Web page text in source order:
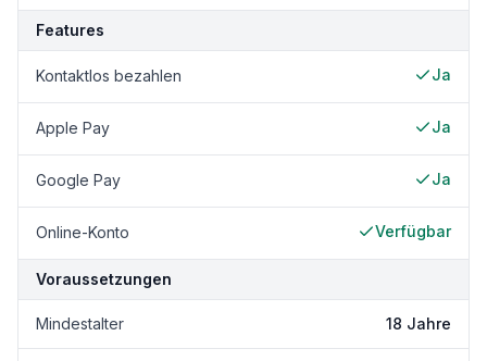
Features
Kontaktlos bezahlen Ja
Apple Pay Ja
Google Pay Ja
Online-Konto Verfügbar
Voraussetzungen
Mindestalter 18 Jahre